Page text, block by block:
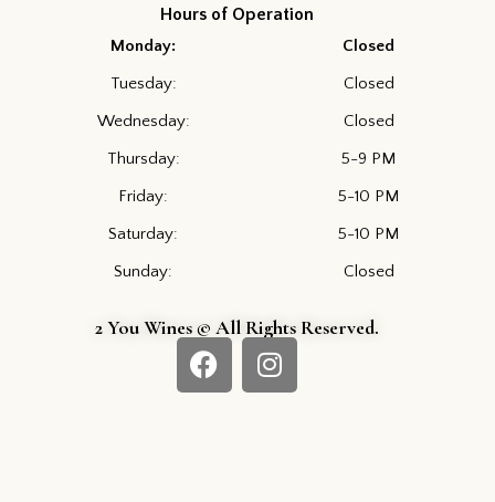
Hours of Operation
Monday:
Closed
Tuesday:
Closed
Wednesday:
Closed
Thursday:
5-9 PM
Friday:
5-10 PM
Saturday:
5-10 PM
Sunday:
Closed
2 You Wines © All Rights Reserved.